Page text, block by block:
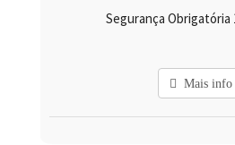
Segurança Obrigatória
Mais info